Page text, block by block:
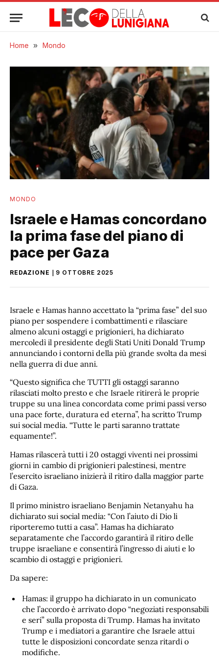
Home » Mondo
MONDO
Israele e Hamas concordano
la prima fase del piano di
pace per Gaza
REDAZIONE 9 OTTOBRE 2025
Israele e Hamas hanno accettato la “prima fase” del suo
piano per sospendere i combattimenti e rilasciare
almeno alcuni ostaggi e prigionieri, ha dichiarato
mercoledì il presidente degli Stati Uniti Donald Trump
annunciando i contorni della più grande svolta da mesi
nella guerra di due anni.
“Questo significa che TUTTI gli ostaggi saranno
rilasciati molto presto e che Israele ritirerà le proprie
truppe su una linea concordata come primi passi verso
una pace forte, duratura ed eterna”, ha scritto Trump
sui social media. “Tutte le parti saranno trattate
equamente!”.
Hamas rilascerà tutti i 20 ostaggi viventi nei prossimi
giorni in cambio di prigionieri palestinesi, mentre
l’esercito israeliano inizierà il ritiro dalla maggior parte
di Gaza.
Il primo ministro israeliano Benjamin Netanyahu ha
dichiarato sui social media: “Con l’aiuto di Dio li
riporteremo tutti a casa”. Hamas ha dichiarato
separatamente che l’accordo garantirà il ritiro delle
truppe israeliane e consentirà l’ingresso di aiuti e lo
scambio di ostaggi e prigionieri.
Da sapere:
Hamas: il gruppo ha dichiarato in un comunicato
che l’accordo è arrivato dopo “negoziati responsabili
e seri” sulla proposta di Trump. Hamas ha invitato
Trump e i mediatori a garantire che Israele attui
tutte le disposizioni concordate senza ritardi o
modifiche.